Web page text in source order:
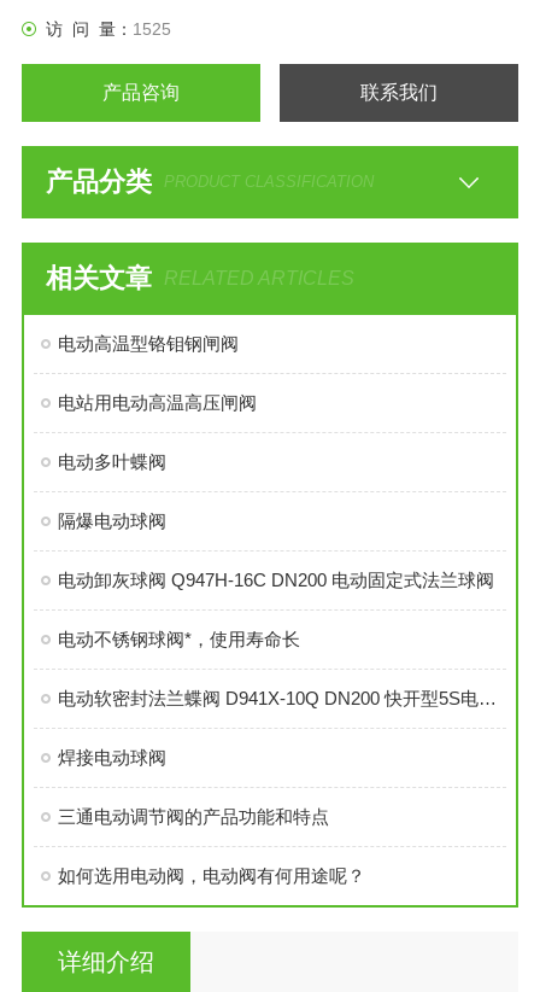
访 问 量： 1525
产品咨询 联系我们
产品分类 PRODUCT CLASSIFICATION
相关文章 RELATED ARTICLES
电动高温型铬钼钢闸阀
电站用电动高温高压闸阀
电动多叶蝶阀
隔爆电动球阀
电动卸灰球阀 Q947H-16C DN200 电动固定式法兰球阀
电动不锈钢球阀*，使用寿命长
电动软密封法兰蝶阀 D941X-10Q DN200 快开型5S电动蝶阀
焊接电动球阀
三通电动调节阀的产品功能和特点
如何选用电动阀，电动阀有何用途呢？
详细介绍